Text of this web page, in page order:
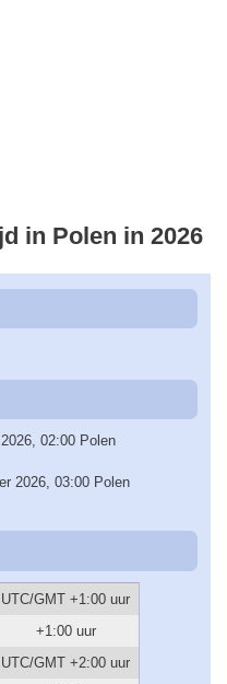
in Polen in 2026
02:00 Polen
2026, 03:00 Polen
UTC/GMT +1:00 uur
+1:00 uur
UTC/GMT +2:00 uur